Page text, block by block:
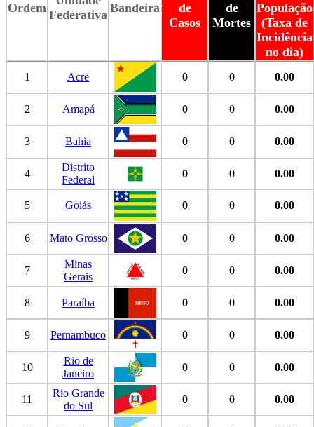
Ordem Federativa Bandeira
de
Casos
de
Mortes
População
(Taxa de
Incidência
no dia)
1 Acre 0 0 0.00
2 Amapá 0 0 0.00
3 Bahia 0 0 0.00
4
Distrito
Federal
0 0 0.00
5 Goiás 0 0 0.00
6 Mato Grosso 0 0 0.00
7
Minas
Gerais
0 0 0.00
8 Paraíba 0 0 0.00
9 Pernambuco 0 0 0.00
10
Rio de
Janeiro
0 0 0.00
11
Rio Grande
do Sul
0 0 0.00